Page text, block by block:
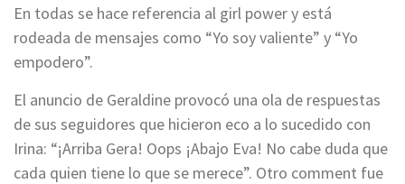
En todas se hace referencia al girl power y está
rodeada de mensajes como “Yo soy valiente” y “Yo
empodero”.
El anuncio de Geraldine provocó una ola de respuestas
de sus seguidores que hicieron eco a lo sucedido con
Irina: “¡Arriba Gera! Oops ¡Abajo Eva! No cabe duda que
cada quien tiene lo que se merece”. Otro comment fue